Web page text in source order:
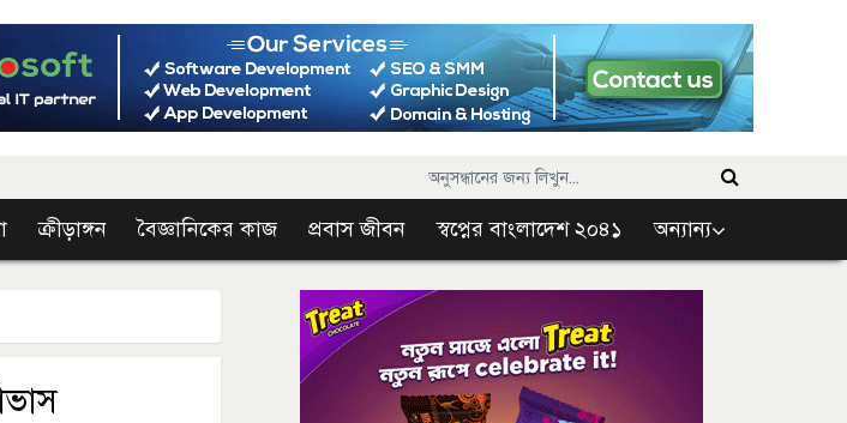
ক্রীড়াঙ্গন বৈজ্ঞানিকের কাজ প্রবাস জীবন স্বপ্নের বাংলাদেশ ২০৪১ অন্যান্য